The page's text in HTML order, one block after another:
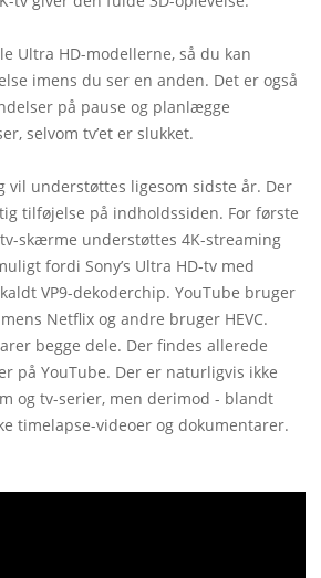
Ultra HD-modellerne, så du kan
imens du ser en anden. Det er også
på pause og planlægge
selvom tv’et er slukket.
vil understøttes ligesom sidste år. Der
tilføjelse på indholdssiden. For første
skærme understøttes 4K-streaming
fordi Sony’s Ultra HD-tv med
VP9-dekoderchip. YouTube bruger
Netflix og andre bruger HEVC.
begge dele. Der findes allerede
på YouTube. Der er naturligvis ikke
og tv-serier, men derimod - blandt
timelapse-videoer og dokumentarer.